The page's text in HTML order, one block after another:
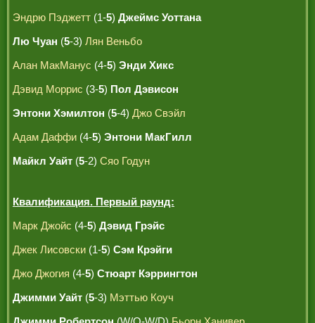
Эндрю Пэджетт (1-5) Джеймс Уоттана
Лю Чуан (5-3) Лян Веньбо
Алан МакМанус (4-5) Энди Хикс
Дэвид Моррис (3-5) Пол Дэвисон
Энтони Хэмилтон (5-4) Джо Свэйл
Адам Даффи (4-5) Энтони МакГилл
Майкл Уайт (5-2) Сяо Годун
Квалификация. Первый раунд:
Марк Джойс (4-5) Дэвид Грэйс
Джек Лисовски (1-5) Сэм Крэйги
Джо Джогия (4-5) Стюарт Кэррингтон
Джимми Уайт (5-3) Мэттью Коуч